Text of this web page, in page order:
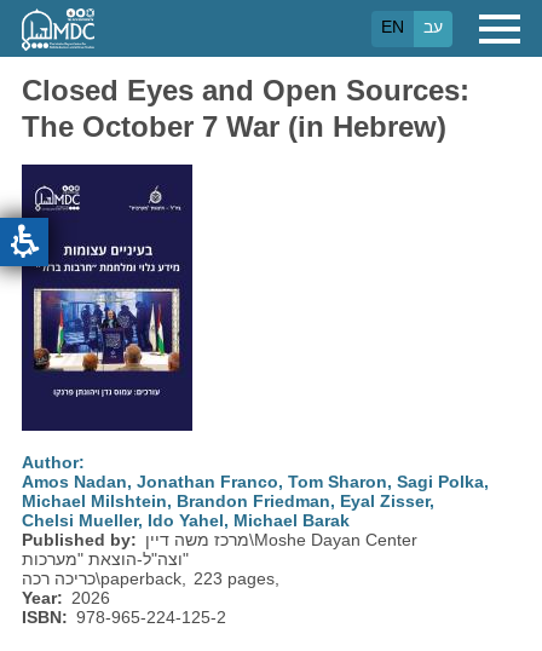
Skip
main
EN עב
Closed Eyes and Open Sources:
The October 7 War (in Hebrew)
Author
Amos Nadan, Jonathan Franco, Tom Sharon, Sagi Polka,
Michael Milshtein, Brandon Friedman, Eyal Zisser,
Chelsi Mueller, Ido Yahel, Michael Barak
Published by
מרכז משה דיין\Moshe Dayan Center
וצה"ל-הוצאת "מערכות"
כריכה רכה\paperback
223 pages
Year
2026
ISBN
978-965-224-125-2